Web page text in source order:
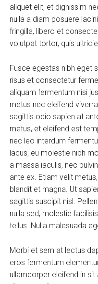
aliquet elit, et dignissim
nulla a diam posuere
fringilla, libero et
volutpat tortor, quis
Fusce egestas nibh eget
risus et consectetur
aliquam fermentum nisi
metus nec eleifend
sagittis odio sapien at
metus, et eleifend est
nec leo interdum
lacus, eu molestie nibh
a massa iaculis, nec
ante ex. Etiam velit
blandit et magna. Ut
sagittis suscipit nisl.
nulla sed, molestie
tellus. Nulla malesuada
Morbi et sem at lectus
eros fermentum
ullamcorper eleifend in